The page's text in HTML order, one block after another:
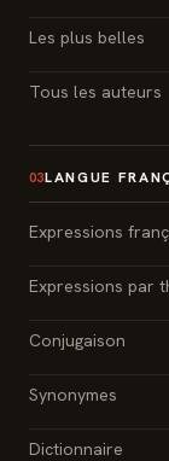
Les plus belles
Tous les auteurs
03LANGUE
Expressions
Expressions par
Conjugaison
Synonymes
Dictionnaire